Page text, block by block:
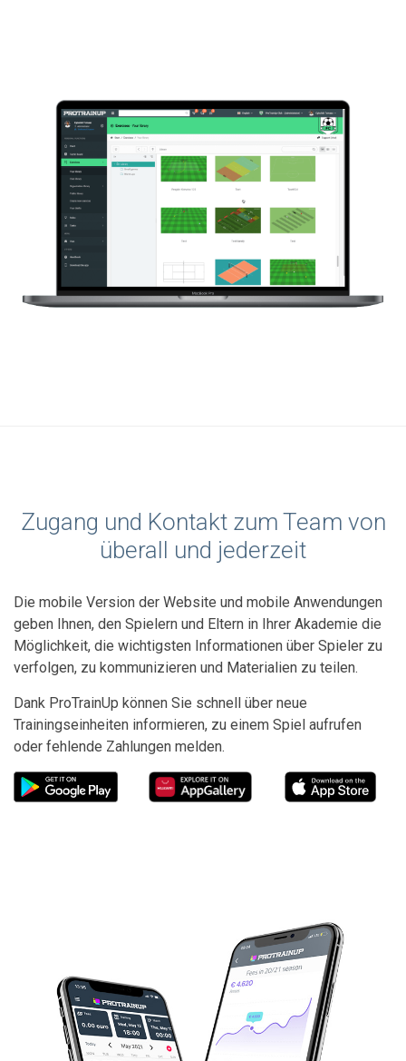
Zugang und Kontakt zum Team von
überall und jederzeit
Die mobile Version der Website und mobile Anwendungen
geben Ihnen, den Spielern und Eltern in Ihrer Akademie die
Möglichkeit, die wichtigsten Informationen über Spieler zu
verfolgen, zu kommunizieren und Materialien zu teilen.
Dank ProTrainUp können Sie schnell über neue
Trainingseinheiten informieren, zu einem Spiel aufrufen
oder fehlende Zahlungen melden.